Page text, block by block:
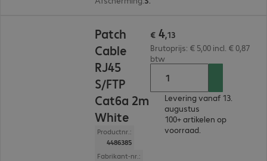
Patch
Cable
RJ45
S/FTP
Cat6a 2m
White
Productnr.:
4486385
Fabrikant-nr.:
€ 4,13
Brutoprijs: € 5,00 incl. € 0,87
btw
Levering vanaf 13.
augustus
100+ artikelen op
voorraad.